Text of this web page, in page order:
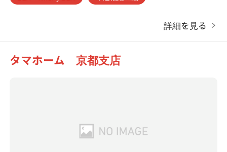
詳細を見る
タマホーム 京都支店